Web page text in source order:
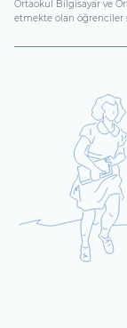
Ortaokul Bilgisayar ve
etmekte olan öğrenciler